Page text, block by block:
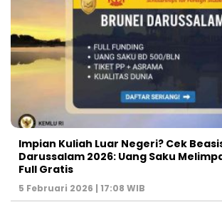
Impian Kuliah Luar Negeri? Cek
Darussalam 2026: Uang Saku
Full Gratis
5 Februari 2026 | 17:08 WIB